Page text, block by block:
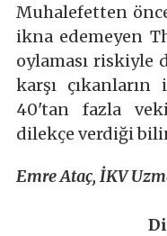
Muhalefetten
ikna edemeyen
oylaması riskiyle
karşı çıkanların
40'tan fazla
dilekçe verdiği
Emre Ataç, İKV